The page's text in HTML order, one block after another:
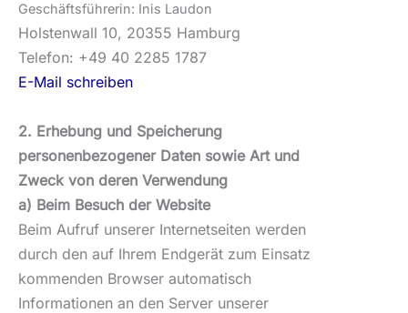
noduaL sinI :nirerhüfstfähcseG
Holstenwall 10, 20355 Hamburg
Telefon: +49 40 2285 1787
E-Mail schreiben
2. Erhebung und Speicherung
personenbezogener Daten sowie Art und
Zweck von deren Verwendung
a) Beim Besuch der Website
Beim Aufruf unserer Internetseiten werden
durch den auf Ihrem Endgerät zum Einsatz
kommenden Browser automatisch
Informationen an den Server unserer